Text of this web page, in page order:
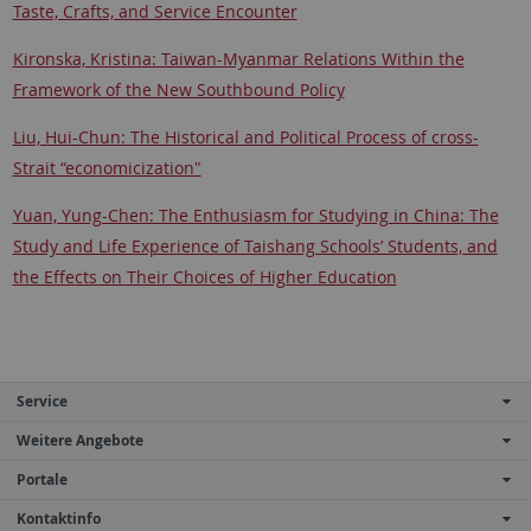
Taste, Crafts, and Service Encounter
Kironska, Kristina: Taiwan-Myanmar Relations Within the
Framework of the New Southbound Policy
Liu, Hui-Chun: The Historical and Political Process of cross-
Strait “economicization"
Yuan, Yung-Chen: The Enthusiasm for Studying in China: The
Study and Life Experience of Taishang Schools’ Students, and
the Effects on Their Choices of Higher Education
Service
Weitere Angebote
Portale
Kontaktinfo